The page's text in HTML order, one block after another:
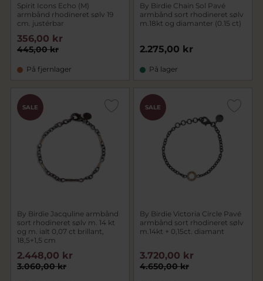
Spirit Icons Echo (M)
armbånd rhodineret sølv 19
cm. justérbar
445,00 kr
356,00 kr
På fjernlager
By Birdie Chain Sol Pavé
armbånd sort rhodineret sølv
m.18kt og diamanter (0.15 ct)
2.275,00 kr
På lager
SALE
By Birdie Jacquline armbånd
sort rhodineret sølv m. 14 kt
og m. ialt 0,07 ct brillant,
18,5+1,5 cm
3.060,00 kr
2.448,00 kr
SALE
By Birdie Victoria Circle Pavé
armbånd sort rhodineret sølv
m.14kt + 0,15ct. diamant
4.650,00 kr
3.720,00 kr